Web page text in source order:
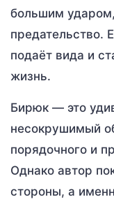
большим ударом,
предательство.
подаёт вида и
жизнь.
Бирюк — это
несокрушимый
порядочного и
Однако автор
стороны, а